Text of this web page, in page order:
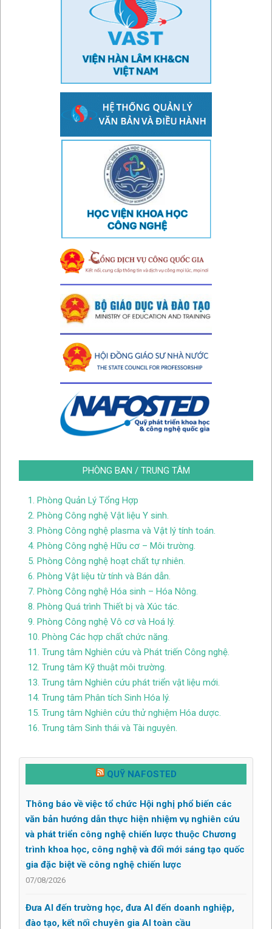
PHÒNG BAN / TRUNG TÂM
1. Phòng Quản Lý Tổng Hợp
2. Phòng Công nghệ Vật liệu Y sinh.
3. Phòng Công nghệ plasma và Vật lý tính toán.
4. Phòng Công nghệ Hữu cơ – Môi trường.
5. Phòng Công nghệ hoạt chất tự nhiên.
6. Phòng Vật liệu từ tính và Bán dẫn.
7. Phòng Công nghệ Hóa sinh – Hóa Nông.
8. Phòng Quá trình Thiết bị và Xúc tác.
9. Phòng Công nghệ Vô cơ và Hoá lý.
10. Phòng Các hợp chất chức năng.
11. Trung tâm Nghiên cứu và Phát triến Công nghệ.
12. Trung tâm Kỹ thuật môi trường.
13. Trung tâm Nghiên cứu phát triển vật liệu mới.
14. Trung tâm Phân tích Sinh Hóa lý.
15. Trung tâm Nghiên cứu thử nghiệm Hóa dược.
16. Trung tâm Sinh thái và Tài nguyên.
QUỸ NAFOSTED
Thông báo về việc tổ chức Hội nghị phổ biến các
văn bản hướng dẫn thực hiện nhiệm vụ nghiên cứu
và phát triển công nghệ chiến lược thuộc Chương
trình khoa học, công nghệ và đổi mới sáng tạo quốc
gia đặc biệt về công nghệ chiến lược
07/08/2026
Đưa AI đến trường học, đưa AI đến doanh nghiệp,
đào tạo, kết nối chuyên gia AI toàn cầu